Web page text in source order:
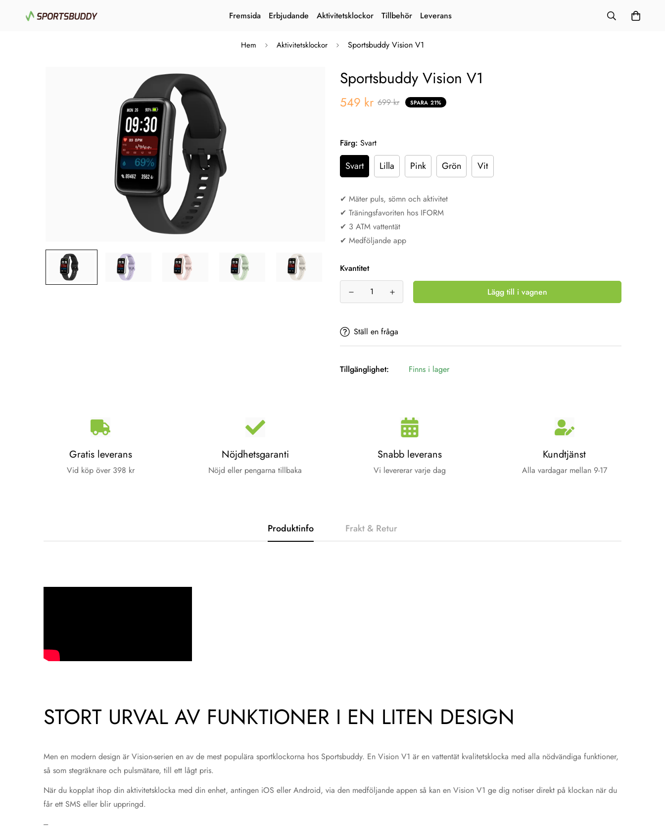
Fremsida Erbjudande Aktivitetsklockor Tillbehör Leverans
Hem Aktivitetsklockor Sportsbuddy Vision V1
Sportsbuddy Vision V1
549 kr 699 kr SPARA 21%
Färg: Svart
Svart Lilla Pink Grön Vit
✔︎ Mäter puls, sömn och aktivitet
✔︎ Träningsfavoriten hos IFORM
✔︎ 3 ATM vattentät
✔︎ Medföljande app
Kvantitet
Lägg till i vagnen
Ställ en fråga
Tillgänglighet: Finns i lager
Gratis leverans
Vid köp över 398 kr
Nöjdhetsgaranti
Nöjd eller pengarna tillbaka
Snabb leverans
Vi levererar varje dag
Kundtjänst
Alla vardagar mellan 9-17
Produktinfo Frakt & Retur
STORT URVAL AV FUNKTIONER I EN LITEN DESIGN
Men en modern design är Vision-serien en av de mest populära sportklockorna hos Sportsbuddy. En Vision V1 är en vattentät kvalitetsklocka med alla nödvändiga funktioner,
så som stegräknare och pulsmätare, till ett lågt pris.
När du kopplat ihop din aktivitetsklocka med din enhet, antingen iOS eller Android, via den medföljande appen så kan en Vision V1 ge dig notiser direkt på klockan när du
får ett SMS eller blir uppringd.
---